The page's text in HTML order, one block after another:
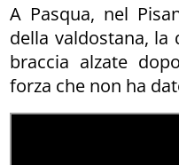
A Pasqua, nel
della valdostana, la
braccia alzate
forza che non ha